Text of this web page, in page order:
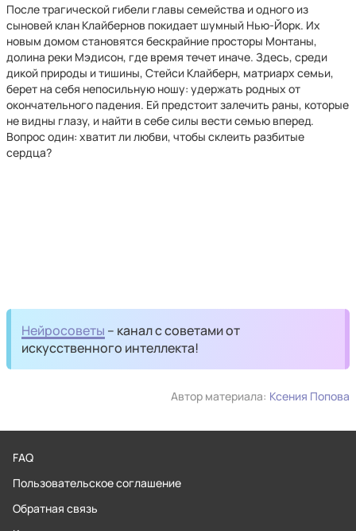
После трагической гибели главы семейства и одного из
сыновей клан Клайбернов покидает шумный Нью-Йорк. Их
новым домом становятся бескрайние просторы Монтаны,
долина реки Мэдисон, где время течет иначе. Здесь, среди
дикой природы и тишины, Стейси Клайберн, матриарх семьи,
берет на себя непосильную ношу: удержать родных от
окончательного падения. Ей предстоит залечить раны, которые
не видны глазу, и найти в себе силы вести семью вперед.
Вопрос один: хватит ли любви, чтобы склеить разбитые
сердца?
Нейросоветы – канал с советами от
искусственного интеллекта!
Автор материала: Ксения Попова
FAQ
Пользовательское соглашение
Обратная связь